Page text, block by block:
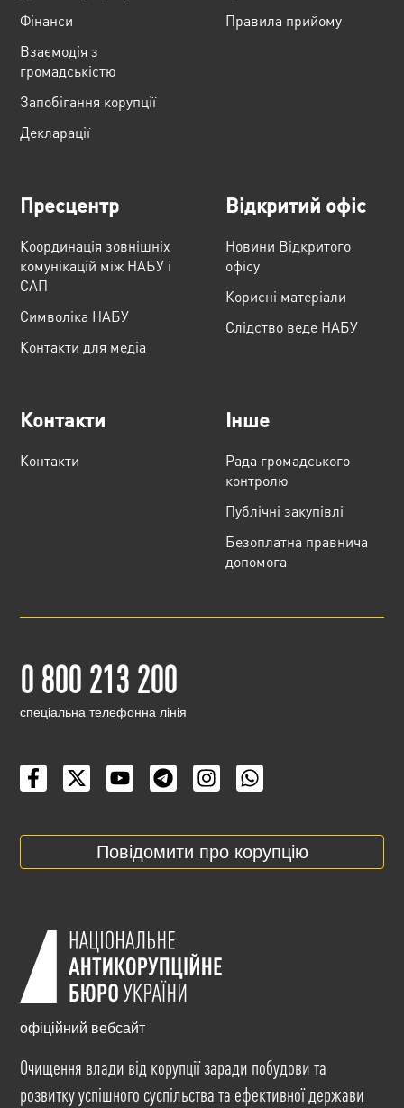
Фінанси
Взаємодія з
громадськістю
Запобігання корупції
Декларації
Правила прийому
Пресцентр
Координація зовнішніх
комунікацій між НАБУ і
САП
Cимволіка НАБУ
Контакти для медіа
Відкритий офіс
Новини Відкритого
офісу
Корисні матеріали
Слідство веде НАБУ
Контакти
Контакти
Інше
Рада громадського
контролю
Публічні закупівлі
Безоплатна правнича
допомога
0 800 213 200
cпеціальна телефонна лінія
Повідомити про корупцію
офіційний вебсайт
Очищення влади від корупції заради побудови та
розвитку успішного суспільства та ефективної держави